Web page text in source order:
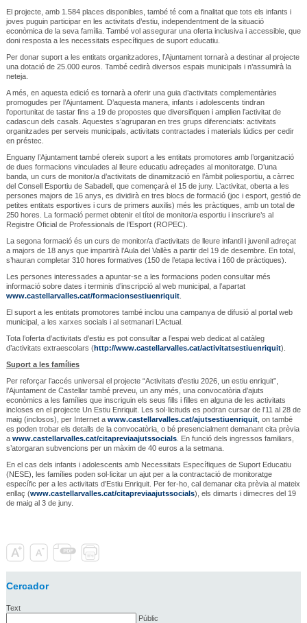
El projecte, amb 1.584 places disponibles, també té com a finalitat que tots els infants i
joves puguin participar en les activitats d’estiu, independentment de la situació
econòmica de la seva família. També vol assegurar una oferta inclusiva i accessible, que
doni resposta a les necessitats específiques de suport educatiu.
Per donar suport a les entitats organitzadores, l’Ajuntament tornarà a destinar al projecte
una dotació de 25.000 euros. També cedirà diversos espais municipals i n’assumirà la
neteja.
A més, en aquesta edició es tornarà a oferir una guia d’activitats complementàries
promogudes per l’Ajuntament. D’aquesta manera, infants i adolescents tindran
l’oportunitat de tastar fins a 19 de propostes que diversifiquen i amplien l’activitat de
cadascun dels casals. Aquestes s’agruparan en tres grups diferenciats: activitats
organitzades per serveis municipals, activitats contractades i materials lúdics per cedir
en préstec.
Enguany l’Ajuntament també ofereix suport a les entitats promotores amb l’organització
de dues formacions vinculades al lleure educatiu adreçades al monitoratge. D’una
banda, un curs de monitor/a d’activitats de dinamització en l’àmbit poliesportiu, a càrrec
del Consell Esportiu de Sabadell, que començarà el 15 de juny. L’activitat, oberta a les
persones majors de 16 anys, es dividirà en tres blocs de formació (joc i esport, gestió de
petites entitats esportives i curs de primers auxilis) més les pràctiques, amb un total de
250 hores. La formació permet obtenir el títol de monitor/a esportiu i inscriure’s al
Registre Oficial de Professionals de l’Esport (ROPEC).
La segona formació és un curs de monitor/a d’activitats de lleure infantil i juvenil adreçat
a majors de 18 anys que impartirà l’Aula del Vallès a partir del 19 de desembre. En total,
s’hauran completar 310 hores formatives (150 de l’etapa lectiva i 160 de pràctiques).
Les persones interessades a apuntar-se a les formacions poden consultar més
informació sobre dates i terminis d’inscripció al web municipal, a l’apartat
www.castellarvalles.cat/formacionsestiuenriquit.
El suport a les entitats promotores també inclou una campanya de difusió al portal web
municipal, a les xarxes socials i al setmanari L’Actual.
Tota l’oferta d’activitats d’estiu es pot consultar a l’espai web dedicat al catàleg
d’activitats extraescolars (http://www.castellarvalles.cat/activitatsestiuenriquit).
Suport a les famílies
Per reforçar l’accés universal el projecte “Activitats d’estiu 2026, un estiu enriquit”,
l’Ajuntament de Castellar també preveu, un any més, una convocatòria d’ajuts
econòmics a les famílies que inscriguin els seus fills i filles en alguna de les activitats
incloses en el projecte Un Estiu Enriquit. Les sol·licituds es podran cursar de l’11 al 28 de
maig (inclosos), per Internet a www.castellarvalles.cat/ajutsestiuenriquit, on també
es poden trobar els detalls de la convocatòria, o bé presencialment demanant cita prèvia
a www.castellarvalles.cat/citapreviaajutssocials. En funció dels ingressos familiars,
s’atorgaran subvencions per un màxim de 40 euros a la setmana.
En el cas dels infants i adolescents amb Necessitats Específiques de Suport Educatiu
(NESE), les famílies poden sol·licitar un ajut per a la contractació de monitoratge
específic per a les activitats d’Estiu Enriquit. Per fer-ho, cal demanar cita prèvia al mateix
enllaç (www.castellarvalles.cat/citapreviaajutssocials), els dimarts i dimecres del 19
de maig al 3 de juny.
Cercador
Text
Públic